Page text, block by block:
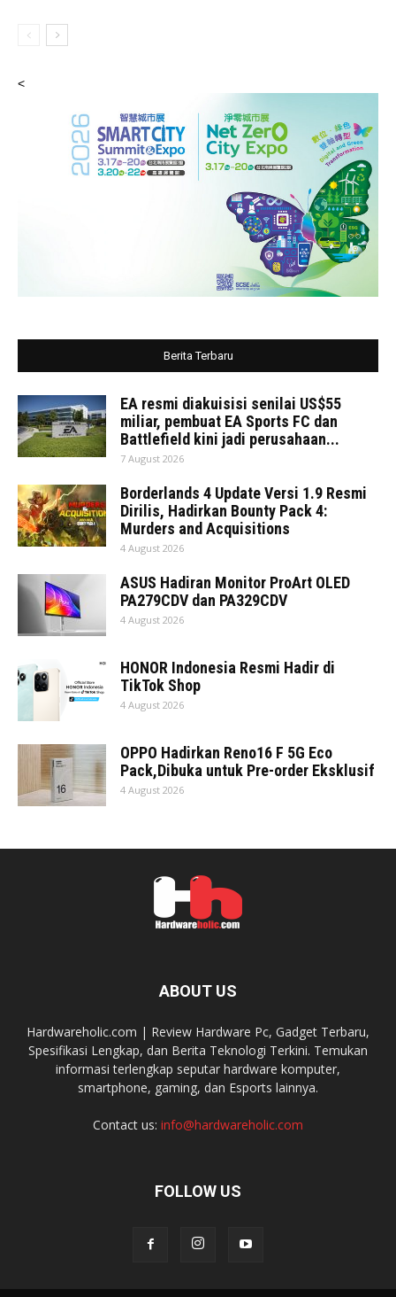
<
Berita Terbaru
EA resmi diakuisisi senilai US$55
miliar, pembuat EA Sports FC dan
Battlefield kini jadi perusahaan...
7 August 2026
Borderlands 4 Update Versi 1.9 Resmi
Dirilis, Hadirkan Bounty Pack 4:
Murders and Acquisitions
4 August 2026
ASUS Hadiran Monitor ProArt OLED
PA279CDV dan PA329CDV
4 August 2026
HONOR Indonesia Resmi Hadir di
TikTok Shop
4 August 2026
OPPO Hadirkan Reno16 F 5G Eco
Pack,Dibuka untuk Pre-order Eksklusif
4 August 2026
ABOUT US
Hardwareholic.com | Review Hardware Pc, Gadget Terbaru,
Spesifikasi Lengkap, dan Berita Teknologi Terkini. Temukan
informasi terlengkap seputar hardware komputer,
smartphone, gaming, dan Esports lainnya.
Contact us: info@hardwareholic.com
FOLLOW US